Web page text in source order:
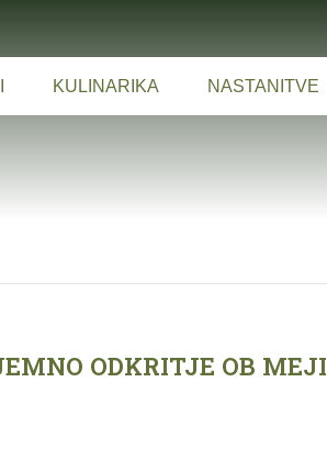
KULINARIKA NASTANITVE
ODKRITJE OB MEJI